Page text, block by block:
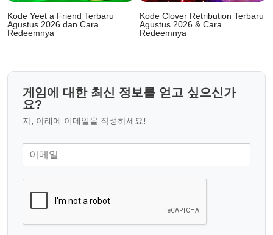
Kode Yeet a Friend Terbaru
Agustus 2026 dan Cara
Redeemnya
Kode Clover Retribution Terbaru
Agustus 2026 & Cara
Redeemnya
게임에 대한 최신 정보를 얻고 싶으신가
요?
자, 아래에 이메일을 작성하세요!